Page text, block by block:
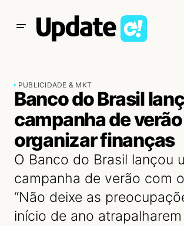
PUBLICIDADE & MKT
Banco do Brasil
campanha de
organizar finanças
O Banco do Brasil lançou
campanha de verão com
“Não deixe as
início de ano